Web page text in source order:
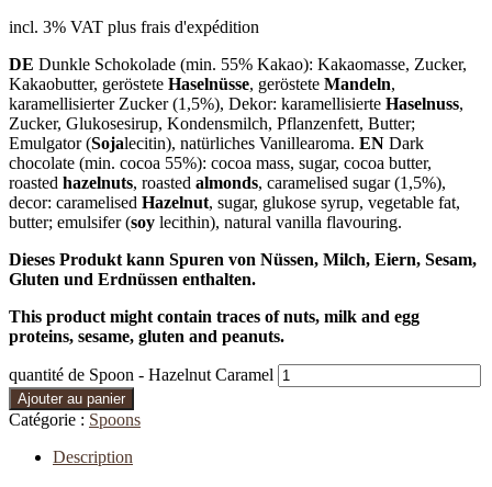
incl. 3% VAT plus frais d'expédition
DE Dunkle Schokolade (min. 55% Kakao): Kakaomasse, Zucker,
Kakaobutter, geröstete Haselnüsse, geröstete Mandeln,
karamellisierter Zucker (1,5%), Dekor: karamellisierte Haselnuss,
Zucker, Glukosesirup, Kondensmilch, Pflanzenfett, Butter;
Emulgator (Sojalecitin), natürliches Vanillearoma. EN Dark
chocolate (min. cocoa 55%): cocoa mass, sugar, cocoa butter,
roasted hazelnuts, roasted almonds, caramelised sugar (1,5%),
decor: caramelised Hazelnut, sugar, glukose syrup, vegetable fat,
butter; emulsifer (soy lecithin), natural vanilla flavouring.
Dieses Produkt kann Spuren von Nüssen, Milch, Eiern, Sesam,
Gluten und Erdnüssen enthalten.
This product might contain traces of nuts, milk and egg
proteins, sesame, gluten and peanuts.
quantité de Spoon - Hazelnut Caramel
Ajouter au panier
Catégorie : Spoons
Description